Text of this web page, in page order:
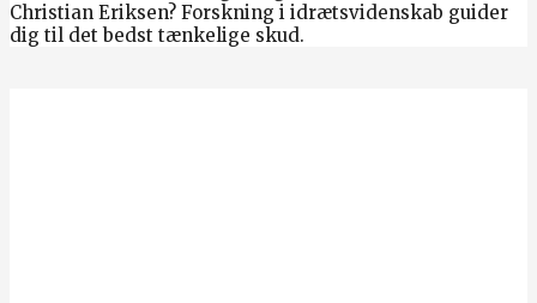
Christian Eriksen? Forskning i idrætsvidenskab guider
dig til det bedst tænkelige skud.